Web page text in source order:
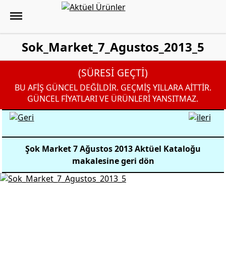
Sok_Market_7_Agustos_2013_5
(SÜRESİ GEÇTİ)
BU AFİŞ GÜNCEL DEĞİLDİR. GEÇMİŞ YILLARA AİTTİR.
GÜNCEL FİYATLARI VE ÜRÜNLERİ YANSITMAZ.
Şok Market 7 Ağustos 2013 Aktüel Kataloğu
makalesine geri dön